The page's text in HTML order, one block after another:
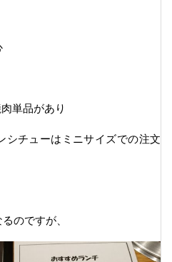
単品があり
シチューはミニサイズでの注文
のですが、